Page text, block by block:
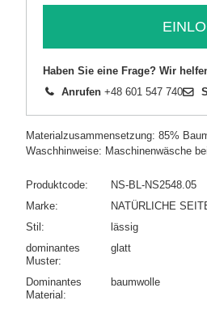
Haben Sie eine Frage? Wir
Anrufen +48 601 547 740
Materialzusammensetzung: 85%
Waschhinweise: Maschinenwäsche
Produktcode
NS-BL-NS2548.05
Marke
NATÜRLICHE
Stil
lässig
dominantes
Muster
glatt
Dominantes
Material
baumwolle